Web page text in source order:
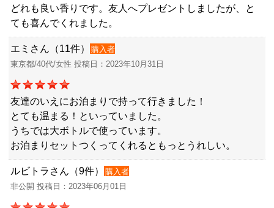
どれも良い香りです。友人へプレゼントしましたが、と
ても喜んでくれました。
エミさん（11件）
購入者
東京都/40代/女性 投稿日：2023年10月31日
友達のいえにお泊まりで持って行きました！
とても温まる！といっていました。
うちでは大ボトルで使っています。
お泊まりセットつくってくれるともっとうれしい。
ルビトラさん（9件）
購入者
非公開 投稿日：2023年06月01日